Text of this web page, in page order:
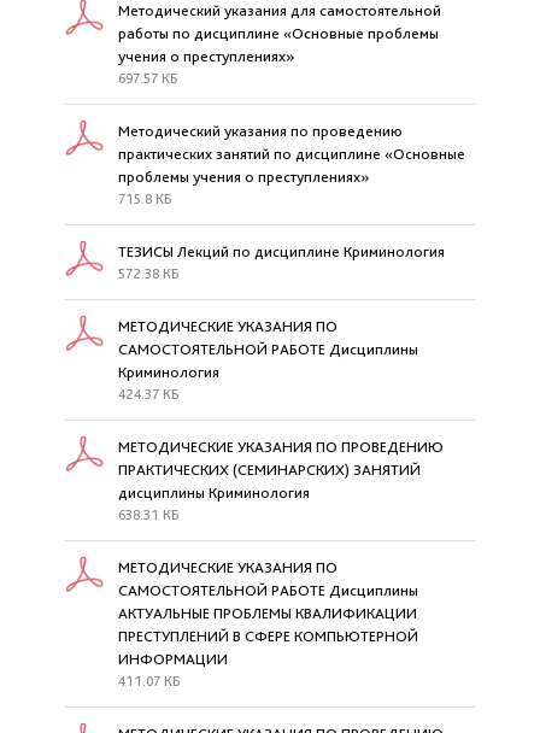
Методический указания для самостоятельной
работы по дисциплине «Основные проблемы
учения о преступлениях»
697.57 КБ
Методический указания по проведению
практических занятий по дисциплине «Основные
проблемы учения о преступлениях»
715.8 КБ
ТЕЗИСЫ Лекций по дисциплине Криминология
572.38 КБ
МЕТОДИЧЕСКИЕ УКАЗАНИЯ ПО
САМОСТОЯТЕЛЬНОЙ РАБОТЕ Дисциплины
Криминология
424.37 КБ
МЕТОДИЧЕСКИЕ УКАЗАНИЯ ПО ПРОВЕДЕНИЮ
ПРАКТИЧЕСКИХ (СЕМИНАРСКИХ) ЗАНЯТИЙ
дисциплины Криминология
638.31 КБ
МЕТОДИЧЕСКИЕ УКАЗАНИЯ ПО
САМОСТОЯТЕЛЬНОЙ РАБОТЕ Дисциплины
АКТУАЛЬНЫЕ ПРОБЛЕМЫ КВАЛИФИКАЦИИ
ПРЕСТУПЛЕНИЙ В СФЕРЕ КОМПЬЮТЕРНОЙ
ИНФОРМАЦИИ
411.07 КБ